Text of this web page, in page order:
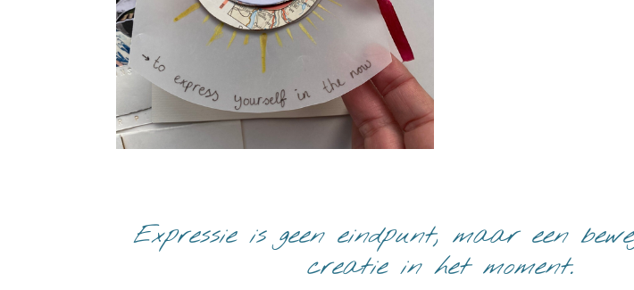
Expressie is geen eindpunt, maar een
creatie in het moment.